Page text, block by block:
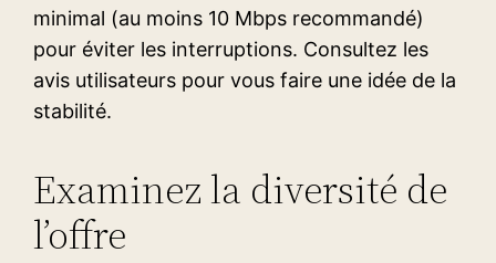
minimal (au moins 10 Mbps recommandé)
pour éviter les interruptions. Consultez les
avis utilisateurs pour vous faire une idée de la
stabilité.
Examinez la diversité de
l’offre